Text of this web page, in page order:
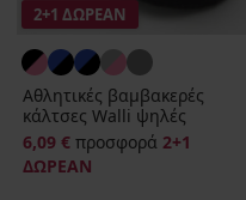
2+1 ΔΩΡΕΑΝ
Αθλητικές βαμβακερές
κάλτσες Walli ψηλές
6,09 € προσφορά 2+1
ΔΩΡΕΑΝ